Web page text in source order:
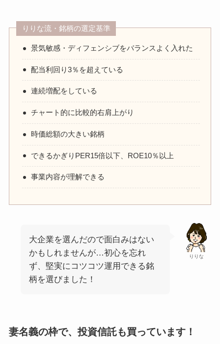
りりな流・銘柄の選定基準
景気敏感・ディフェンシブをバランスよく入れた
配当利回り3％を超えている
連続増配をしている
チャート的に比較的右肩上がり
時価総額の大きい銘柄
できるかぎりPER15倍以下、ROE10％以上
事業内容が理解できる
りりな
大企業を選んだので面白みはない
かもしれませんが…初心を忘れ
ず、堅実にコツコツ運用できる銘
柄を選びました！
妻名義の枠で、投資信託も買っています！